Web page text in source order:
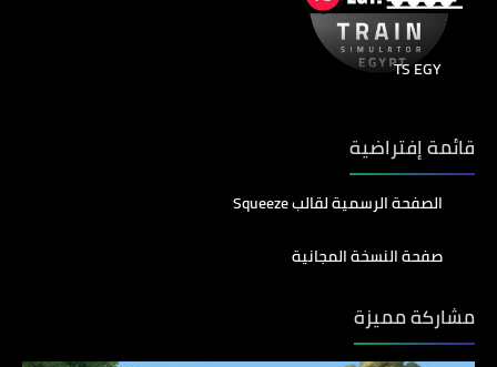
TS EGY
قائمة إفتراضية
الصفحة الرسمية لقالب Squeeze
صفحة النسخة المجانية
مشاركة مميزة